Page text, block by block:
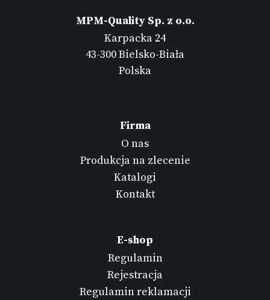
MPM-Quality Sp. z o.o.
Karpacka 24
43-300 Bielsko-Biała
Polska
Firma
O nas
Produkcja na zlecenie
Katalogi
Kontakt
E-shop
Regulamin
Rejestracja
Regulamin reklamacji